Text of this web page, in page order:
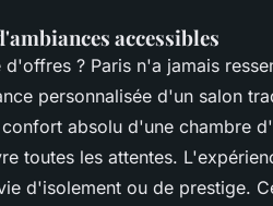
accessibles
? Paris n'a jamais
personnalisée d'un salon
absolu d'une chambre
toutes les attentes.
d'isolement ou de prestige.